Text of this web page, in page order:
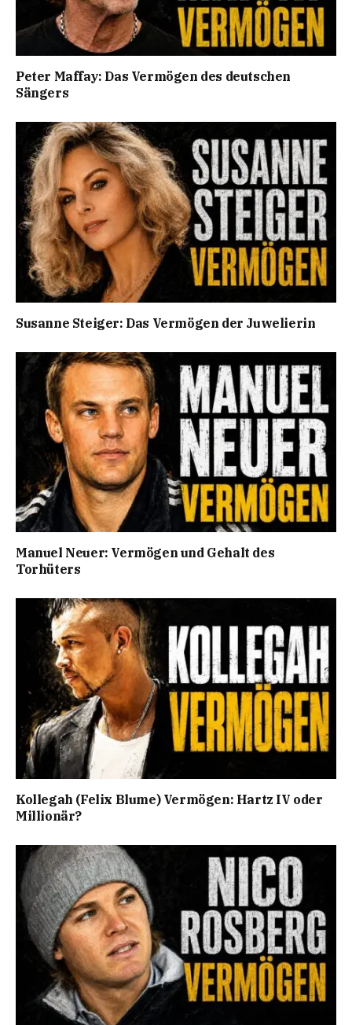
Peter Maffay: Das Vermögen des deutschen
Sängers
Susanne Steiger: Das Vermögen der Juwelierin
Manuel Neuer: Vermögen und Gehalt des
Torhüters
Kollegah (Felix Blume) Vermögen: Hartz IV oder
Millionär?